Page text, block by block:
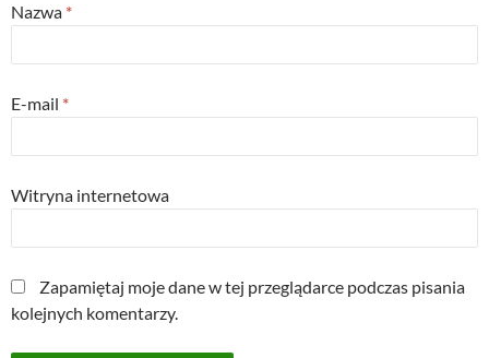
Nazwa *
E-mail *
Witryna internetowa
Zapamiętaj moje dane w tej przeglądarce podczas pisania
kolejnych komentarzy.